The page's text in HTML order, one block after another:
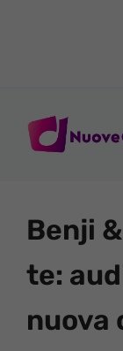
Benji
te:
nuova